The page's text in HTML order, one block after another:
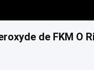
de FKM O